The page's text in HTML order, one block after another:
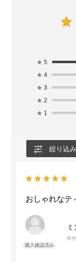
★ 5
★ 4
★ 3
★ 2
★ 1
絞り込み
おしゃれなテ
ミ
年